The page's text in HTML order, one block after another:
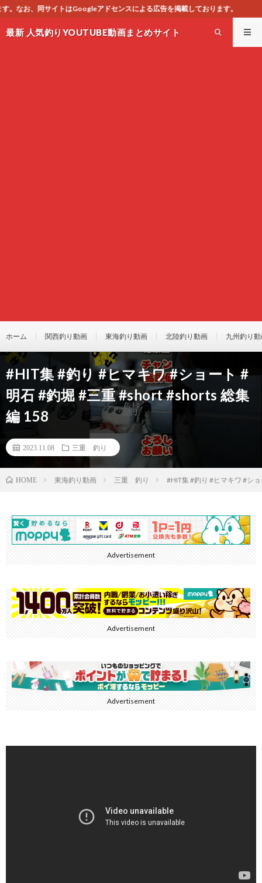
ンスによる広告を掲載しております。
最新 人気釣りYOUTUBE動画まとめサイト
ホーム 関西釣り動画 東海釣り動画 北陸釣り動画 九州釣り
#HIT集 #釣り #ヒマキワ #ショート #
明石 #釣堀 #三重 #short #shorts 総集
編 158
2023.11.08 三重 釣り
HOME 東海釣り動画 三重 釣り #HIT集 #釣り #ヒマキワ #シ
Advertisement
Advertisement
Advertisement